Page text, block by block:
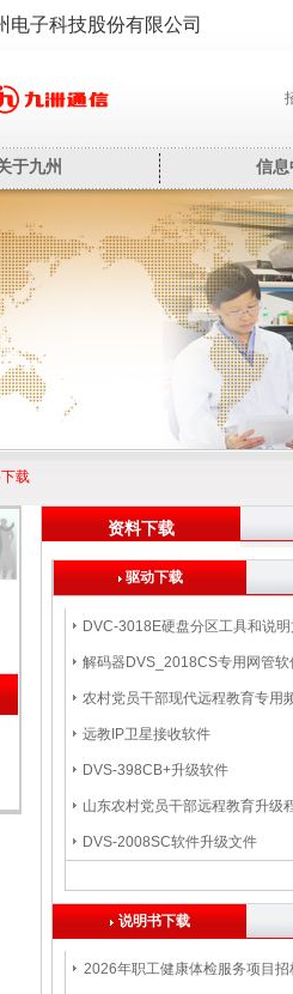
子科技股份有限公司
于九州 信
载
资料下载
驱动下载
DVC-3018E硬盘分区工具和说
解码器DVS_2018CS专用网管软
农村党员干部现代远程教育专用
远教IP卫星接收软件
DVS-398CB+升级软件
山东农村党员干部远程教育升级
DVS-2008SC软件升级文件
说明书下载
2026年职工健康体检服务项目招